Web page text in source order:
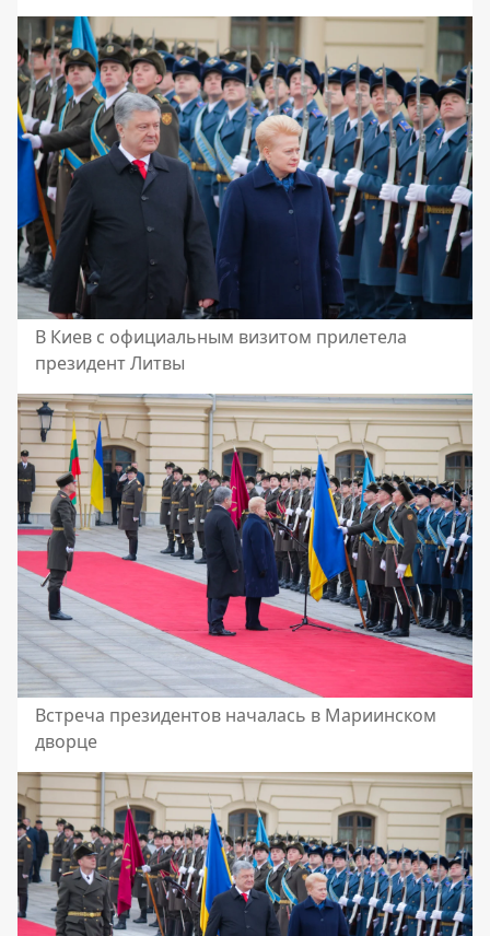
В Киев с официальным визитом прилетела
президент Литвы
Встреча президентов началась в Мариинском
дворце